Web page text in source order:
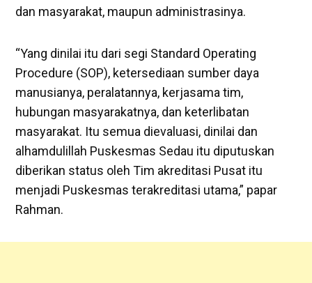
dan masyarakat, maupun administrasinya.
“Yang dinilai itu dari segi Standard Operating
Procedure (SOP), ketersediaan sumber daya
manusianya, peralatannya, kerjasama tim,
hubungan masyarakatnya, dan keterlibatan
masyarakat. Itu semua dievaluasi, dinilai dan
alhamdulillah Puskesmas Sedau itu diputuskan
diberikan status oleh Tim akreditasi Pusat itu
menjadi Puskesmas terakreditasi utama,” papar
Rahman.